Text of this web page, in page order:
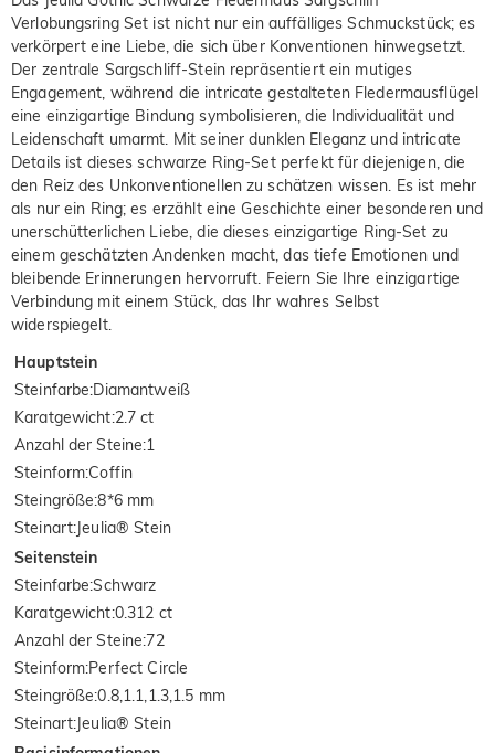
Verlobungsring Set ist nicht nur ein auffälliges Schmuckstück; es
verkörpert eine Liebe, die sich über Konventionen hinwegsetzt.
Der zentrale Sargschliff-Stein repräsentiert ein mutiges
Engagement, während die intricate gestalteten Fledermausflügel
eine einzigartige Bindung symbolisieren, die Individualität und
Leidenschaft umarmt. Mit seiner dunklen Eleganz und intricate
Details ist dieses schwarze Ring-Set perfekt für diejenigen, die
den Reiz des Unkonventionellen zu schätzen wissen. Es ist mehr
als nur ein Ring; es erzählt eine Geschichte einer besonderen und
unerschütterlichen Liebe, die dieses einzigartige Ring-Set zu
einem geschätzten Andenken macht, das tiefe Emotionen und
bleibende Erinnerungen hervorruft. Feiern Sie Ihre einzigartige
Verbindung mit einem Stück, das Ihr wahres Selbst
widerspiegelt.
Hauptstein
Steinfarbe:Diamantweiß
Karatgewicht:2.7 ct
Anzahl der Steine:1
Steinform:Coffin
Steingröße:8*6 mm
Steinart: Jeulia® Stein
Seitenstein
Steinfarbe:Schwarz
Karatgewicht:0.312 ct
Anzahl der Steine:72
Steinform:Perfect Circle
Steingröße:0.8,1.1,1.3,1.5 mm
Steinart: Jeulia® Stein